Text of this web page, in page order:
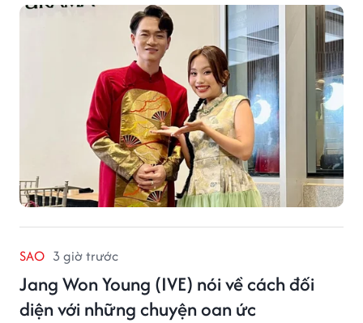
SAO 3 giờ trước
Jang Won Young (IVE) nói về cách đối
diện với những chuyện oan ức